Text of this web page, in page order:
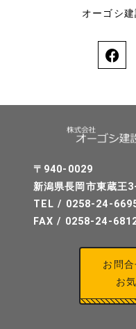
オーゴシ
〒940-0029
新潟県長岡市東蔵王
TEL / 0258-24-
FAX / 0258-24-
お問
お